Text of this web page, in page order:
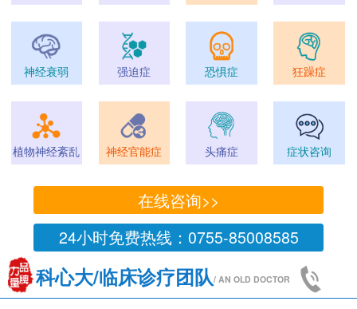
神经衰弱 强迫症 恐惧症 狂躁症
植物神经紊乱 神经官能症 头痛症 症状咨询
在线咨询>>
24小时免费热线：0755-85008585
科心大/临床诊疗团队/ AN OLD DOCTOR